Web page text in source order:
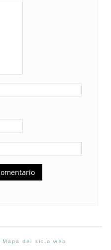
Mapa del sitio web